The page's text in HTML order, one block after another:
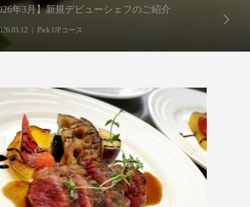
年3月】新規デビューシェフのご紹介
Pick UPコース